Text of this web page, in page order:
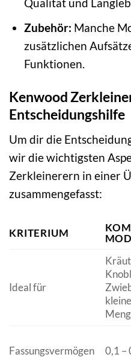
Zubehör: Manche
zusätzlichen
Funktionen.
Kenwood
Entscheidungshilfe
Um dir die
wir die wichtigsten
Zerkleinerern in einer
zusammengefasst:
KRITERIUM
Ideal für
kleine
Fassungsvermögen 0,1 –